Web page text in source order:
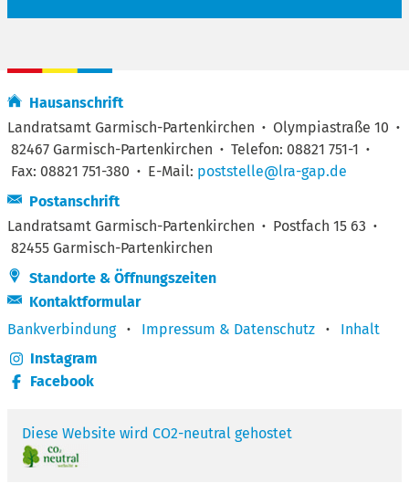
Hausanschrift
Landratsamt Garmisch-Partenkirchen · Olympiastraße 10 ·
82467 Garmisch-Partenkirchen · Telefon: 08821 751-1 ·
Fax: 08821 751-380 · E-Mail: poststelle@lra-gap.de
Postanschrift
Landratsamt Garmisch-Partenkirchen · Postfach 15 63 ·
82455 Garmisch-Partenkirchen
Standorte & Öffnungszeiten
Kontaktformular
Bankverbindung
· Impressum & Datenschutz ·
Inhalt
Instagram
Facebook
Diese Website wird CO2-neutral gehostet